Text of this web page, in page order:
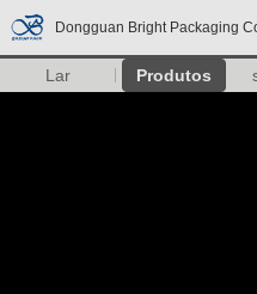
Dongguan Bright Packaging
Lar Produtos